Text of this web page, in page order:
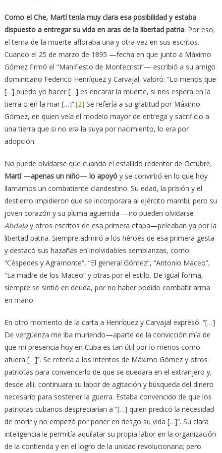
Como el Che, Martí tenía muy clara esa posibilidad y estaba
dispuesto a entregar su vida en aras de la libertad patria. Por eso,
el tema de la muerte afloraba una y otra vez en sus escritos.
Cuando el 25 de marzo de 1895 —fecha en que junto a Máximo
Gómez firmó el “Manifiesto de Montecristi”— escribió a su amigo
dominicano Federico Henríquez y Carvajal, valoró: “Lo menos que
[…] puedo yo hacer […] es encarar la muerte, si nos espera en la
tierra o en la mar […]”.[2] Se refería a su gratitud por Máximo
Gómez, en quien veía el modelo mayor de entrega y sacrificio a
una tierra que si no era la suya por nacimiento, lo era por
adopción.
No puede olvidarse que cuando el estallido redentor de Octubre,
Martí —apenas un niño— lo apoyóy se convirtió en lo que hoy
llamamos un combatiente clandestino. Su edad, la prisión y el
destierro impidieron que se incorporara al ejército mambí; pero su
joven corazón y su pluma aguerrida —no pueden olvidarse
Abdalay otros escritos de esa primera etapa—peleaban ya por la
libertad patria. Siempre admiró a los héroes de esa primera gesta
y destacó sus hazañas en inolvidables semblanzas, como
“Céspedes y Agramonte”, “El general Gómez”, “Antonio Maceo”,
“La madre de los Maceo” y otras por el estilo. De igual forma,
siempre se sintió en deuda, por no haber podido combatir arma
en mano.
En otro momento de la carta a Henríquez y Carvajal expresó: “[…]
De vergüenza me iba muriendo—aparte de la convicción mía de
que mi presencia hoy en Cuba es tan útil por lo menos como
afuera […]”. Se refería a los intentos de Máximo Gómez y otros
patriotas para convencerlo de que se quedara en el extranjero y,
desde allí, continuara su labor de agitación y búsqueda del dinero
necesario para sostener la guerra. Estaba convencido de que los
patriotas cubanos despreciarían a “[…] quien predicó la necesidad
de morir y no empezó por poner en riesgo su vida […]”. Su clara
inteligencia le permitía aquilatar su propia labor en la organización
de la contienda y en el logro de la unidad revolucionaria; pero